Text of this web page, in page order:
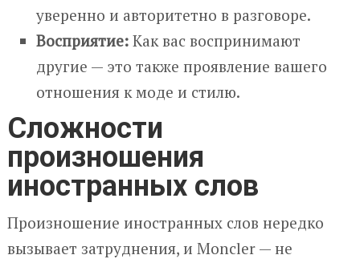
уверенно и авторитетно в разговоре.
Восприятие: Как вас воспринимают
другие — это также проявление вашего
отношения к моде и стилю.
Сложности
произношения
иностранных слов
Произношение иностранных слов нередко
вызывает затруднения, и Moncler — не